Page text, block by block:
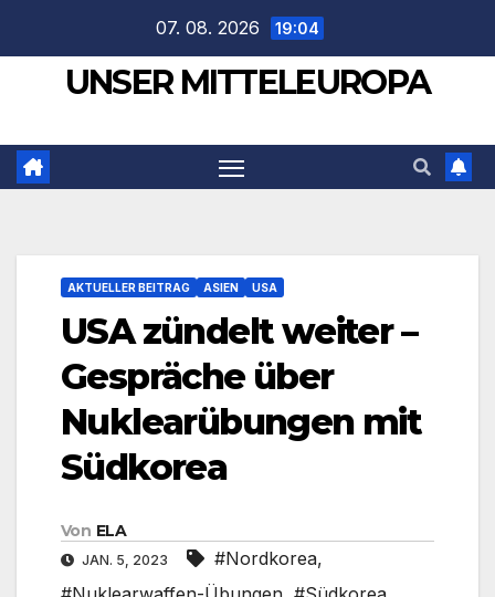
springen
07. 08. 2026 19:04
UNSER MITTELEUROPA
AKTUELLER BEITRAG ASIEN USA
USA zündelt weiter –
Gespräche über
Nuklearübungen mit
Südkorea
Von ELA
JAN. 5, 2023 #Nordkorea,